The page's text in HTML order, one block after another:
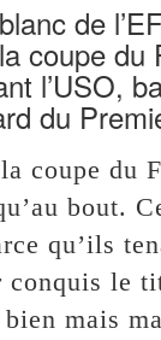
de
coupe du
l’USO,
du
coupe du
bout.
qu’ils
le
mais